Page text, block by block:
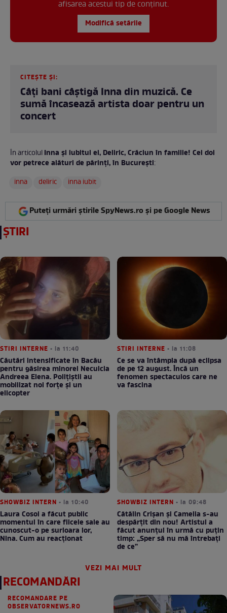
afisarea acestui tip de conținut.
Modifică setările
CITEȘTE ȘI:
Câți bani câștigă Inna din muzică. Ce
sumă încasează artista doar pentru un
concert
În articolulInna și iubitul ei, Deliric, Crăciun în familie! Cei doi
vor petrece alături de părinți, în București:
inna
deliric inna iubit
Puteți urmări știrile SpyNews.ro și pe Google News
ȘTIRI
STIRI INTERNE • la 11:40
Căutări intensificate în Bacău
pentru găsirea minorei Neculcia
Andreea Elena. Polițiștii au
mobilizat noi forțe și un
elicopter
STIRI INTERNE • la 11:08
Ce se va întâmpla după eclipsa
de pe 12 august. Încă un
fenomen spectaculos care ne
va fascina
SHOWBIZ INTERN • la 10:40
Laura Cosoi a făcut public
momentul în care fiicele sale au
cunoscut-o pe surioara lor,
Nina. Cum au reacționat
SHOWBIZ INTERN • la 09:48
Cătălin Crișan și Camelia s-au
despărțit din nou! Artistul a
făcut anunțul în urmă cu puțin
timp: „Sper să nu mă întrebați
de ce”
VEZI MAI MULT
RECOMANDĂRI
RECOMANDARE PE
OBSERVATORNEWS.RO